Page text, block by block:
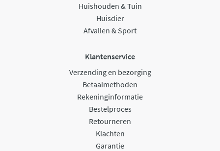
Huishouden & Tuin
Huisdier
Afvallen & Sport
Klantenservice
Verzending en bezorging
Betaalmethoden
Rekeninginformatie
Bestelproces
Retourneren
Klachten
Garantie